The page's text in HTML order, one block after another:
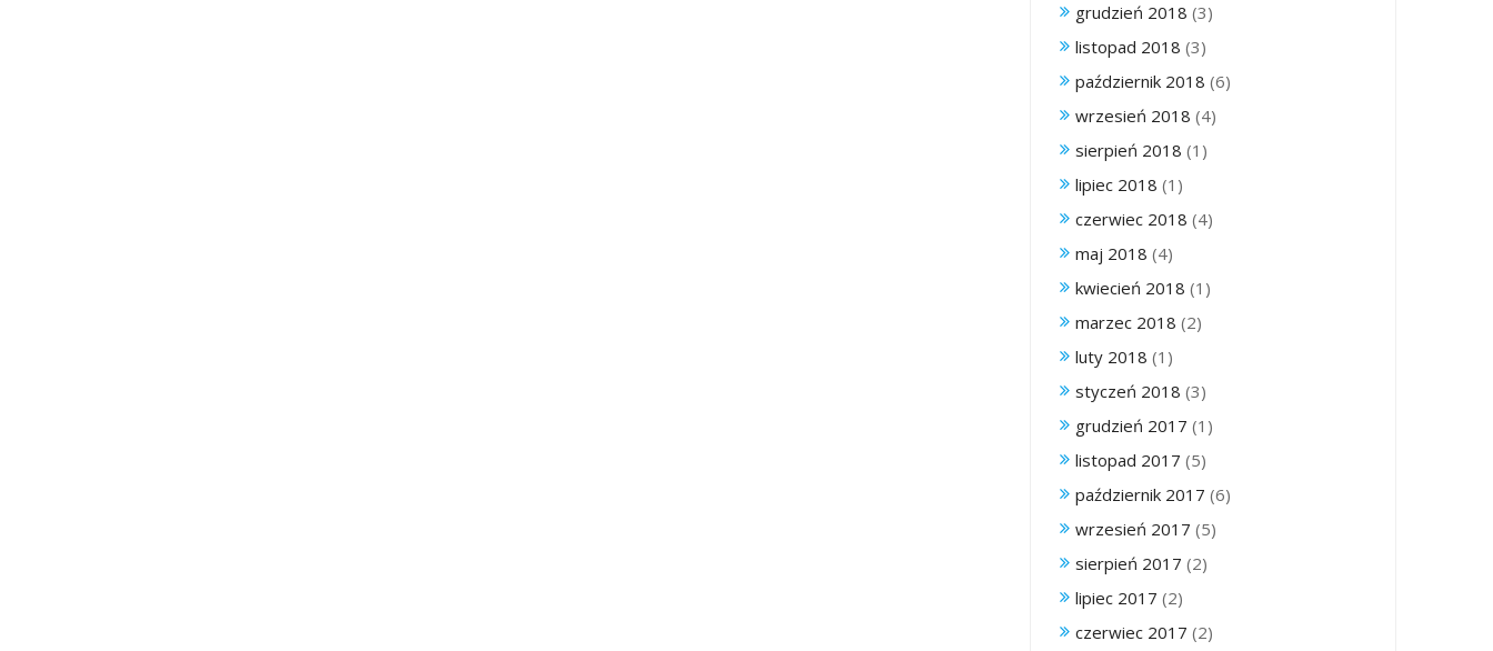
grudzień 2018 (3)
listopad 2018 (3)
październik 2018 (6)
wrzesień 2018 (4)
sierpień 2018 (1)
lipiec 2018 (1)
czerwiec 2018 (4)
maj 2018 (4)
kwiecień 2018 (1)
marzec 2018 (2)
luty 2018 (1)
styczeń 2018 (3)
grudzień 2017 (1)
listopad 2017 (5)
październik 2017 (6)
wrzesień 2017 (5)
sierpień 2017 (2)
lipiec 2017 (2)
czerwiec 2017 (2)